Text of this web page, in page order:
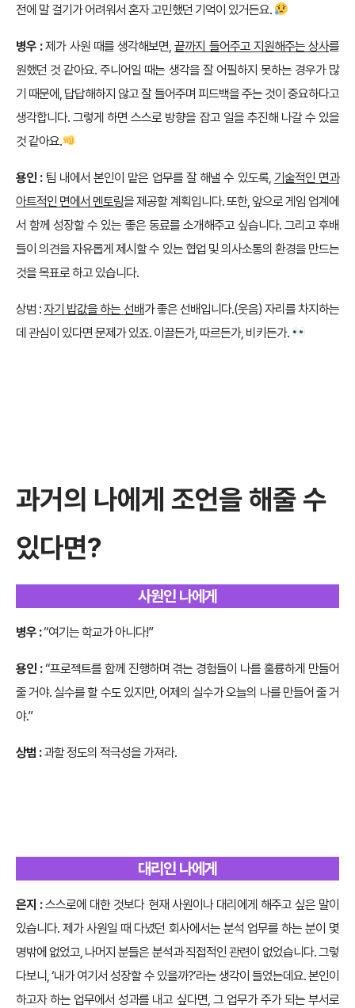
전에 말 걸기가 어려워서 혼자 고민했던 기억이 있거든요.
병우 :제가 사원 때를 생각해보면,끝까지 들어주고 지원해주는 상사를
원했던 것 같아요. 주니어일 때는 생각을 잘 어필하지 못하는 경우가 많
기 때문에, 답답해하지 않고 잘 들어주며 피드백을 주는 것이 중요하다고
생각합니다. 그렇게 하면 스스로 방향을 잡고 일을 추진해 나갈 수 있을
것 같아요.
용인 : 팀 내에서 본인이 맡은 업무를 잘 해낼 수 있도록, 기술적인 면과
아트적인 면에서 멘토링을 제공할 계획입니다. 또한, 앞으로 게임 업계에
서 함께 성장할 수 있는 좋은 동료를 소개해주고 싶습니다. 그리고 후배
들이 의견을 자유롭게 제시할 수 있는 협업 및 의사소통의 환경을 만드는
것을 목표로 하고 있습니다.
상범 :자기 밥값을 하는 선배가 좋은 선배입니다.(웃음) 자리를 차지하는
데 관심이 있다면 문제가 있죠. 이끌든가, 따르든가, 비키든가.
과거의 나에게 조언을 해줄 수
있다면?
사원인 나에게
병우 :“여기는 학교가 아니다!”
용인 :“프로젝트를 함께 진행하며 겪는 경험들이 나를 훌륭하게 만들어
줄 거야. 실수를 할 수도 있지만, 어제의 실수가 오늘의 나를 만들어 줄 거
야.”
상범 :과할 정도의 적극성을 가져라.
대리인 나에게
은지 :스스로에 대한 것보다 현재 사원이나 대리에게 해주고 싶은 말이
있습니다. 제가 사원일 때 다녔던 회사에서는 분석 업무를 하는 분이 몇
명밖에 없었고, 나머지 분들은 분석과 직접적인 관련이 없었습니다. 그렇
다보니, ‘내가 여기서 성장할 수 있을까?’라는 생각이 들었는데요. 본인이
하고자 하는 업무에서 성과를 내고 싶다면, 그 업무가 주가 되는 부서로